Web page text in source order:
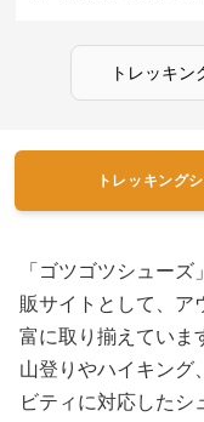
トレッキン
トレッキング
「ゴツゴツシュー
販サイトとして、ア
富に取り揃えていま
山登りやハイキング
ビティに対応したシ